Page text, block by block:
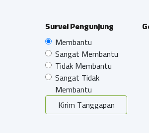
Survei Pengunjung
Membantu
Sangat Membantu
Tidak Membantu
Sangat Tidak
Membantu
Kirim Tanggapan